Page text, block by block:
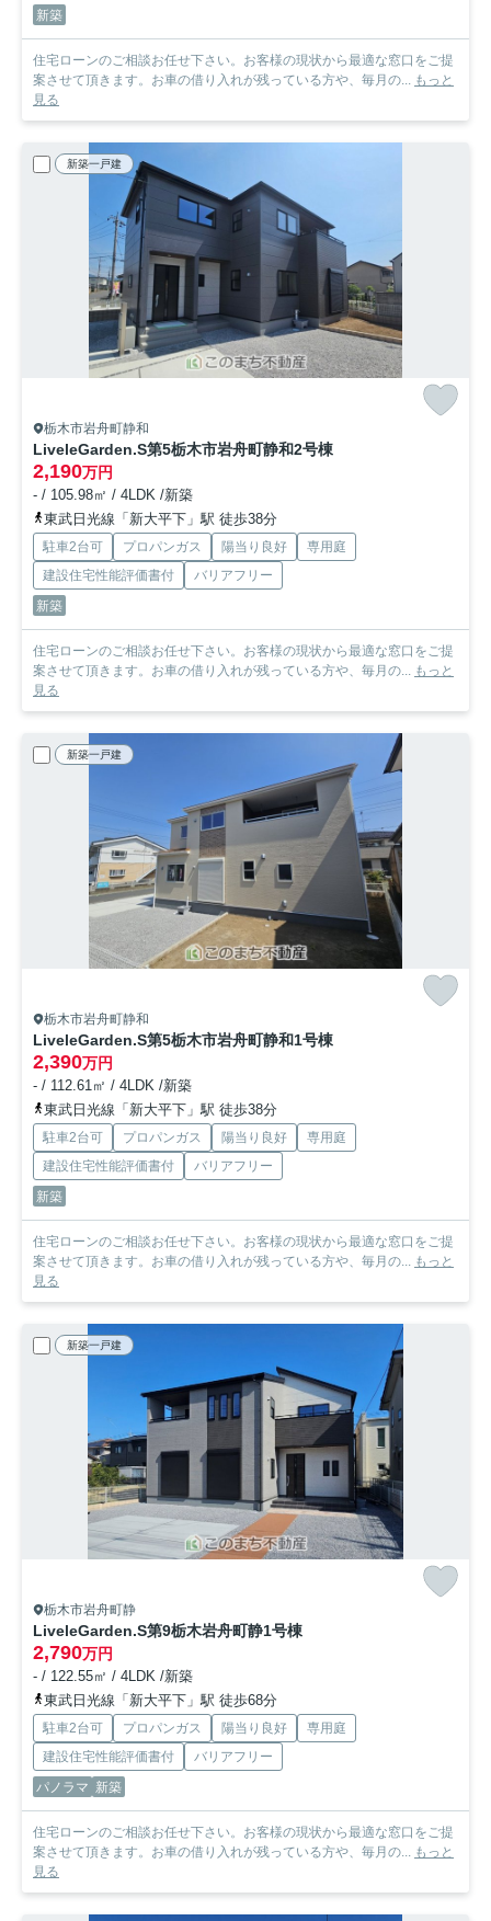
新築
住宅ローンのご相談お任せ下さい。お客様の現状から最適な窓口をご提
案させて頂きます。お車の借り入れが残っている方や、毎月の...
もっと
見る
新築一戸建
栃木市岩舟町静和
LiveleGarden.S第5栃木市岩舟町静和2号棟
2,190万円
- / 105.98㎡ / 4LDK /新築
東武日光線「新大平下」駅 徒歩38分
駐車2台可 プロパンガス 陽当り良好
専用庭
建設住宅性能評価書付
バリアフリー
新築
住宅ローンのご相談お任せ下さい。お客様の現状から最適な窓口をご提
案させて頂きます。お車の借り入れが残っている方や、毎月の... もっと
見る
新築一戸建
栃木市岩舟町静和
LiveleGarden.S第5栃木市岩舟町静和1号棟
2,390万円
- / 112.61㎡ / 4LDK /新築
東武日光線「新大平下」駅 徒歩38分
駐車2台可 プロパンガス 陽当り良好
専用庭
建設住宅性能評価書付
バリアフリー
新築
住宅ローンのご相談お任せ下さい。お客様の現状から最適な窓口をご提
案させて頂きます。お車の借り入れが残っている方や、毎月の... もっと
見る
新築一戸建
栃木市岩舟町静
LiveleGarden.S第9栃木岩舟町静1号棟
2,790万円
- / 122.55㎡ / 4LDK /新築
東武日光線「新大平下」駅 徒歩68分
駐車2台可 プロパンガス 陽当り良好
専用庭
建設住宅性能評価書付
バリアフリー
パノラマ 新築
住宅ローンのご相談お任せ下さい。お客様の現状から最適な窓口をご提
案させて頂きます。お車の借り入れが残っている方や、毎月の... もっと
見る